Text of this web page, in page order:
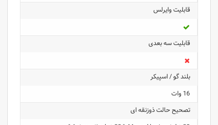
قابلیت وایرلس
قابلیت سه بعدی
بلند گو / اسپیکر
16 وات
تصحیح حالت ذوزنقه ای